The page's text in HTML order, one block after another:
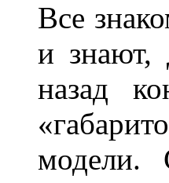
Все
и знают,
назад
модели.